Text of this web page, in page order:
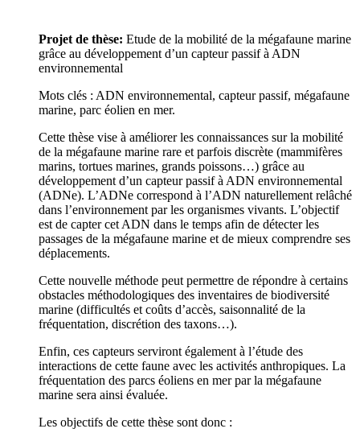
Projet de thèse: Etude de la mobilité de la mégafaune marine
grâce au développement d’un capteur passif à ADN
environnemental
Mots clés : ADN environnemental, capteur passif, mégafaune
marine, parc éolien en mer.
Cette thèse vise à améliorer les connaissances sur la mobilité
de la mégafaune marine rare et parfois discrète (mammifères
marins, tortues marines, grands poissons…) grâce au
développement d’un capteur passif à ADN environnemental
(ADNe). L’ADNe correspond à l’ADN naturellement relâché
dans l’environnement par les organismes vivants. L’objectif
est de capter cet ADN dans le temps afin de détecter les
passages de la mégafaune marine et de mieux comprendre ses
déplacements.
Cette nouvelle méthode peut permettre de répondre à certains
obstacles méthodologiques des inventaires de biodiversité
marine (difficultés et coûts d’accès, saisonnalité de la
fréquentation, discrétion des taxons…).
Enfin, ces capteurs serviront également à l’étude des
interactions de cette faune avec les activités anthropiques. La
fréquentation des parcs éoliens en mer par la mégafaune
marine sera ainsi évaluée.
Les objectifs de cette thèse sont donc :